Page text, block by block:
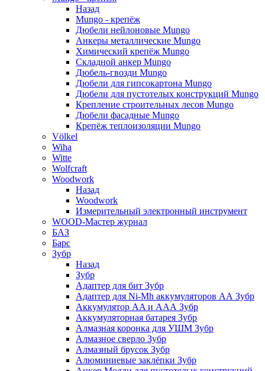
Назад
Mungo - крепёж
Дюбели нейлоновые Mungo
Анкеры металлические Mungo
Химический крепёж Mungo
Складной анкер Mungo
Дюбель-гвозди Mungo
Дюбели для гипсокартона Mungo
Дюбели для пустотелых конструкций Mungo
Крепление строительных лесов Mungo
Дюбели фасадные Mungo
Крепёж теплоизоляции Mungo
Völkel
Wiha
Witte
Wolfcraft
Woodwork
Назад
Woodwork
Измерительный электронный инструмент
WOOD-Мастер журнал
БАЗ
Барс
Зубр
Назад
Зубр
Адаптер для бит Зубр
Адаптер для Ni-Mh аккумуляторов АА Зубр
Аккумулятор AA и ААА Зубр
Аккумуляторная батарея Зубр
Алмазная коронка для УШМ Зубр
Алмазное сверло Зубр
Алмазный брусок Зубр
Алюминиевые заклёпки Зубр